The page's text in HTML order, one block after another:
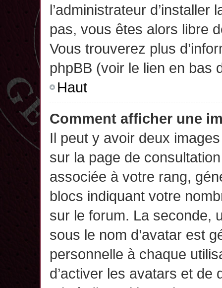
l’administrateur d’installer
pas, vous êtes alors libre
Vous trouverez plus
phpBB (voir le lien en bas
Haut
Comment afficher une
Il peut y avoir deux
sur la page de
associée à votre rang,
blocs indiquant votre
sur le forum. La seconde,
sous le nom d’avatar est
personnelle à chaque
d’activer les avatars et de